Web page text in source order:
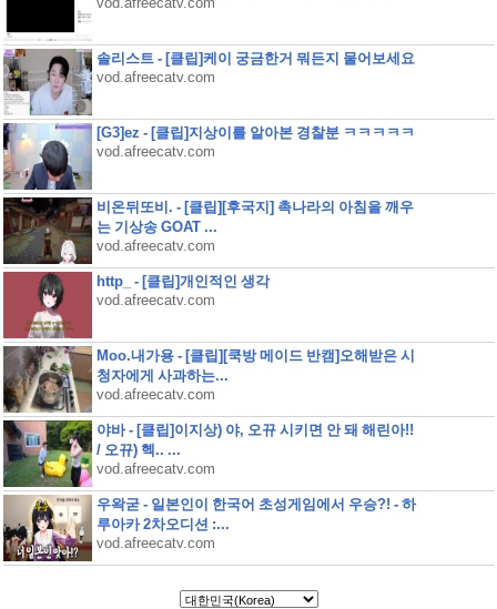
vod.afreecatv.com
솔리스트 - [클립]케이 궁금한거 뭐든지 물어보세요
vod.afreecatv.com
[G3]ez - [클립]지상이를 알아본 경찰분 ㅋㅋㅋㅋㅋ
vod.afreecatv.com
비온뒤또비. - [클립][후국지] 촉나라의 아침을 깨우
는 기상송 GOAT ...
vod.afreecatv.com
http_ - [클립]개인적인 생각
vod.afreecatv.com
Moo.내가용 - [클립][쿡방 메이드 반캠]오해받은 시
청자에게 사과하는...
vod.afreecatv.com
야바 - [클립]이지상) 야, 오뀨 시키면 안 돼 해린아!!
/ 오뀨) 헥.. ...
vod.afreecatv.com
우왁굳 - 일본인이 한국어 초성게임에서 우승?! - 하
루아카 2차오디션 :...
vod.afreecatv.com